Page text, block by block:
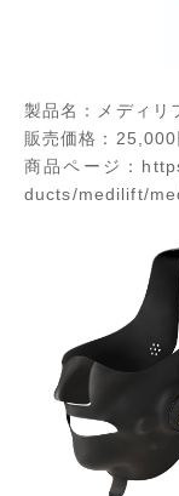
製品名：メディリ
販売価格：25,000
商品ページ：
ducts/medilift/